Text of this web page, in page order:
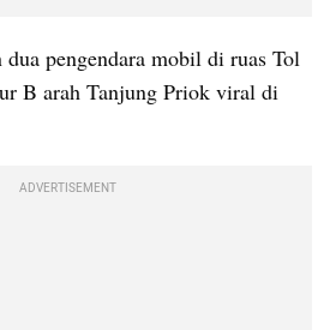
dua pengendara mobil di ruas Tol
B arah Tanjung Priok viral di
ADVERTISEMENT